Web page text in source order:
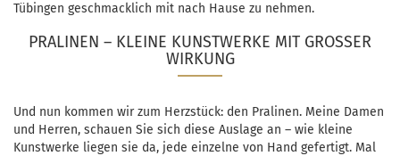
Tübingen geschmacklich mit nach Hause zu nehmen.
PRALINEN – KLEINE KUNSTWERKE MIT GROSSER W
IRKUNG
Und nun kommen wir zum Herzstück: den Pralinen. Meine Damen
und Herren, schauen Sie sich diese Auslage an – wie kleine
Kunstwerke liegen sie da, jede einzelne von Hand gefertigt. Mal